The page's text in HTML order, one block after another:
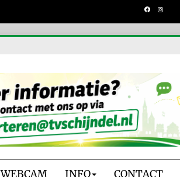
WEBCAM INFO CONTACT